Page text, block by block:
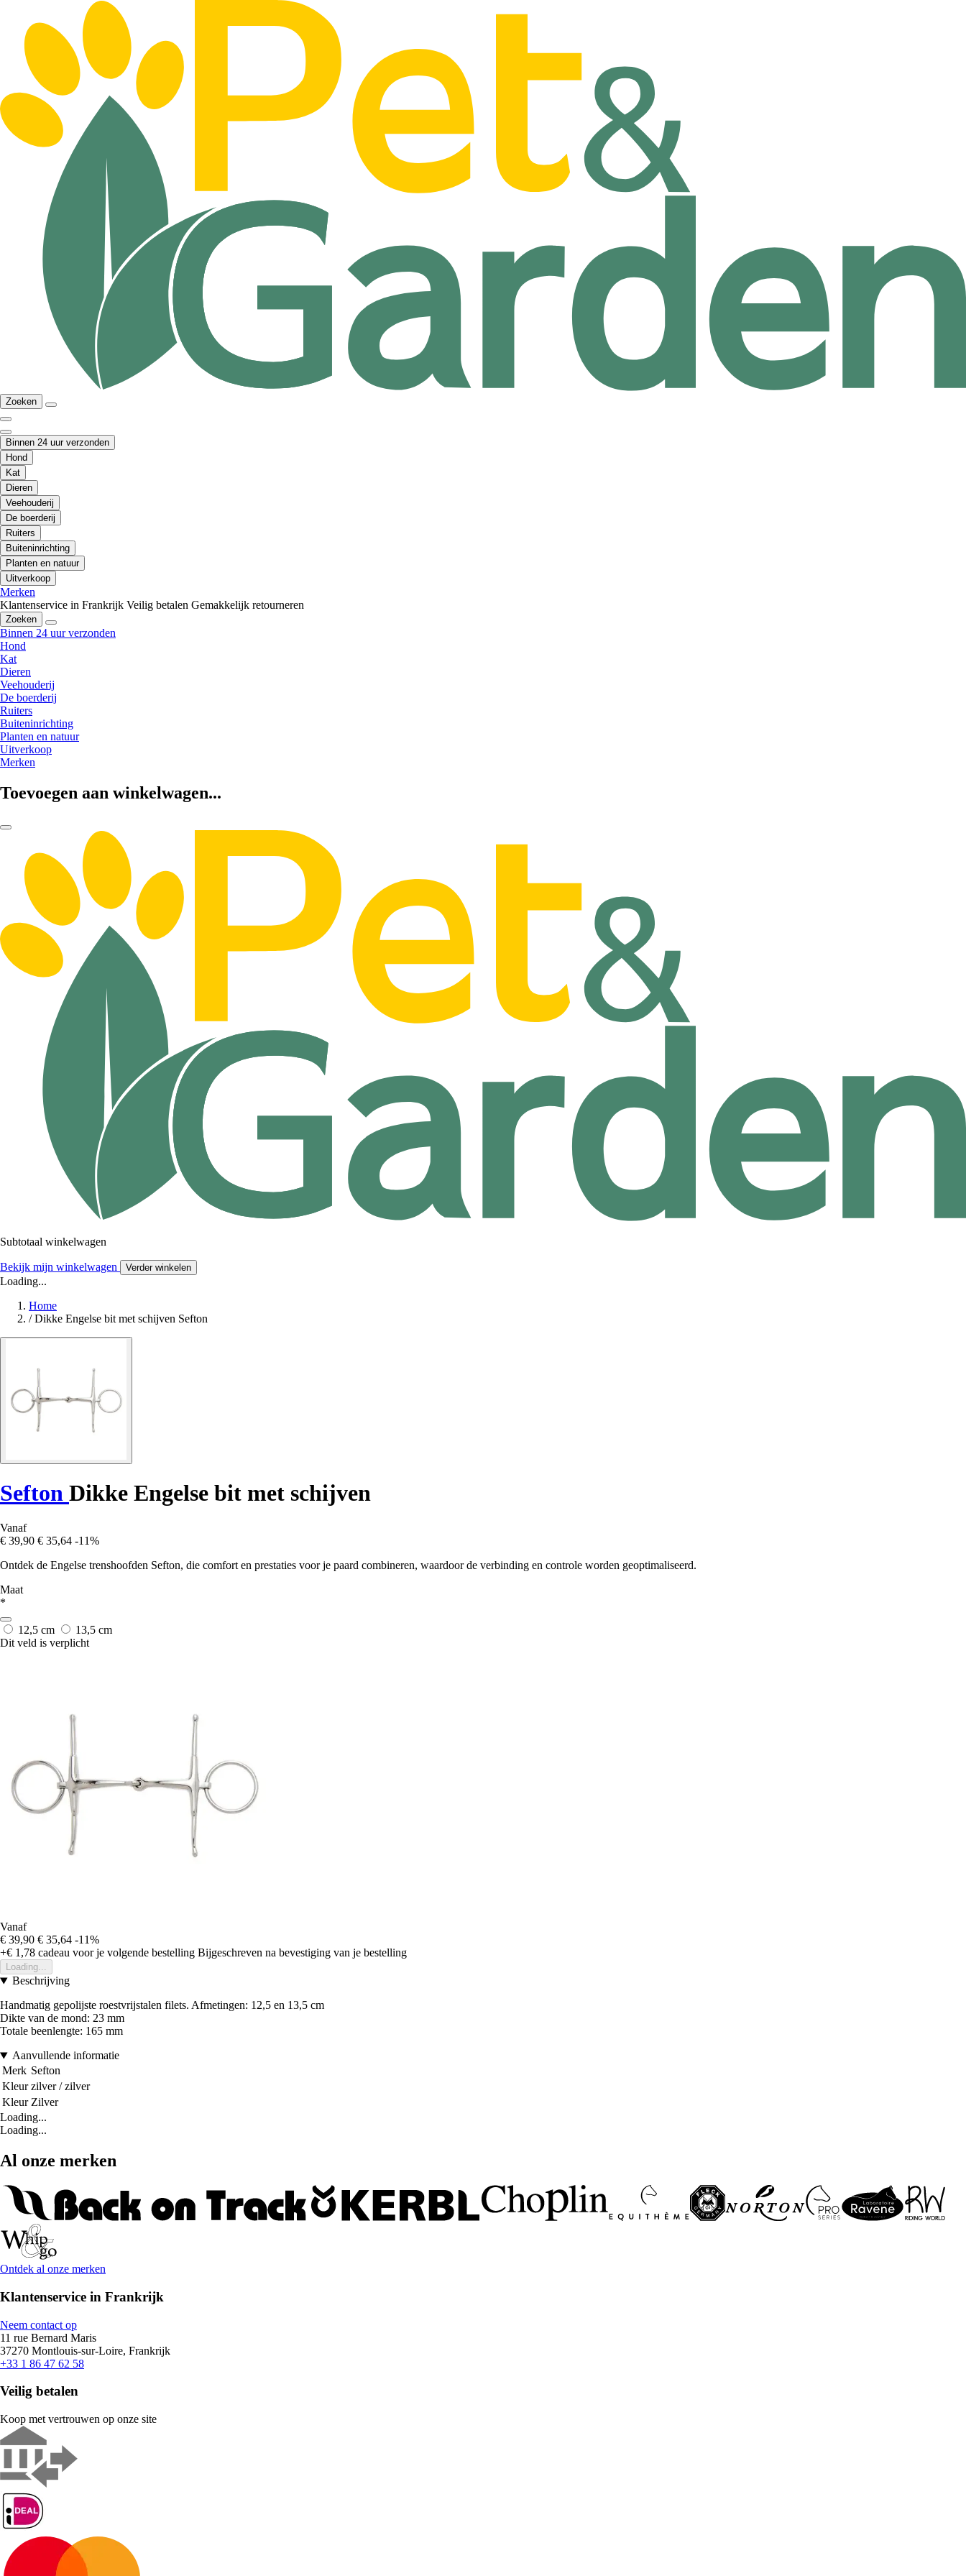
Zoeken
Binnen 24 uur verzonden
Hond
Kat
Dieren
Veehouderij
De boerderij
Ruiters
Buiteninrichting
Planten en natuur
Uitverkoop
Merken
Klantenservice in Frankrijk Veilig betalen Gemakkelijk retourneren
Zoeken
Binnen 24 uur verzonden
Hond
Kat
Dieren
Veehouderij
De boerderij
Ruiters
Buiteninrichting
Planten en natuur
Uitverkoop
Merken
Toevoegen aan winkelwagen...
Subtotaal winkelwagen
Bekijk mijn winkelwagen Verder winkelen
Loading...
Home
/ Dikke Engelse bit met schijven Sefton
Sefton Dikke Engelse bit met schijven
Vanaf
€ 39,90 € 35,64 -11%
Ontdek de Engelse trenshoofden Sefton, die comfort en prestaties voor je paard combineren, waardoor de verbinding en controle worden geoptimaliseerd.
Maat
*
12,5 cm
13,5 cm
Dit veld is verplicht
Vanaf
€ 39,90 € 35,64 -11%
+€ 1,78 cadeau voor je volgende bestelling Bijgeschreven na bevestiging van je bestelling
Loading...
Beschrijving
Handmatig gepolijste roestvrijstalen filets. Afmetingen: 12,5 en 13,5 cm
Dikte van de mond: 23 mm
Totale beenlengte: 165 mm
Aanvullende informatie
Merk Sefton
Kleur zilver / zilver
Kleur Zilver
Loading...
Loading...
Al onze merken
Ontdek al onze merken
Klantenservice in Frankrijk
Neem contact op
11 rue Bernard Maris
37270 Montlouis-sur-Loire, Frankrijk
+33 1 86 47 62 58
Veilig betalen
Koop met vertrouwen op onze site